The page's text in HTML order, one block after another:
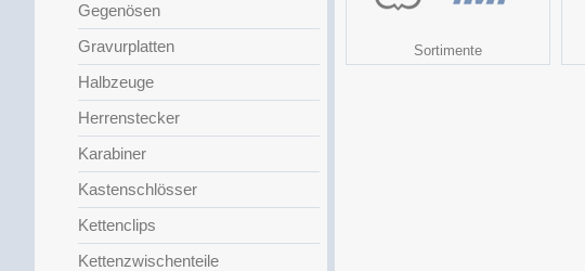
Gegenösen
Gravurplatten
Halbzeuge
Herrenstecker
Karabiner
Kastenschlösser
Kettenclips
Kettenzwischenteile
Sortimente